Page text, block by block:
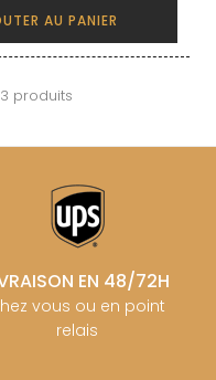
AU PANIER
produits
EN 48/72H
vous ou en point
relais